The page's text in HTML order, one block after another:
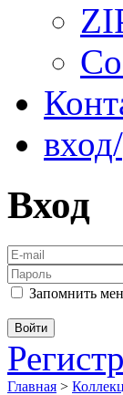
Вход
Запомнить
Главная >